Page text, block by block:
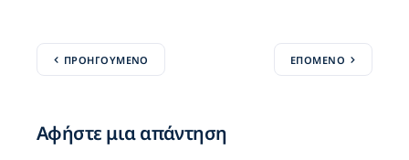
ΠΡΟΗΓΟΎΜΕΝΟ ΕΠΌΜΕΝΟ
Αφήστε μια απάντηση